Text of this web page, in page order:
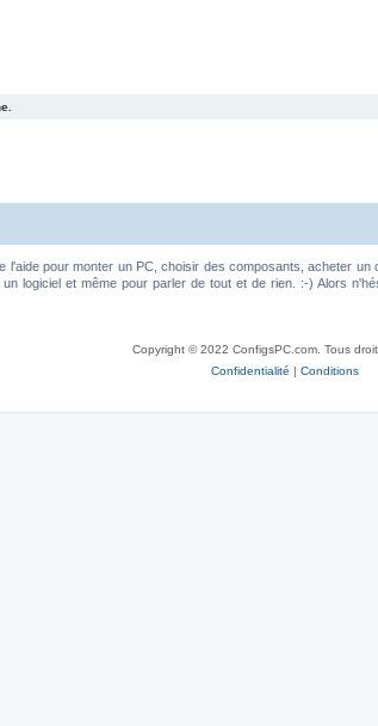
pour monter un PC, choisir des composants, acheter
logiciel et même pour parler de tout et de rien. :-) Alors
Copyright © 2022 ConfigsPC.com. Tous
Confidentialité | Conditions